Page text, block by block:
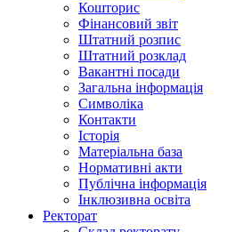
Кошторис
Фінансовий звіт
Штатний розпис
Штатний розклад
Вакантні посади
Загальна інформація
Символіка
Контакти
Історія
Матеріальна база
Нормативні акти
Публічна інформація
Інклюзивна освіта
Ректорат